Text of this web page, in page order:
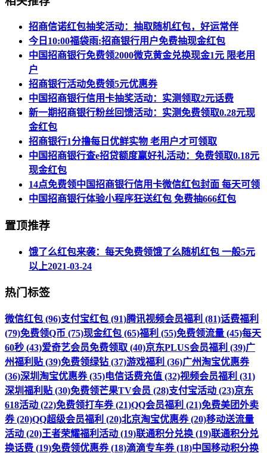
招商信诺红包抽奖活动：抽取随机红包，好运常伴
今日10:00福袋雨:招商银行用户免费抽现金红包
中国招商银行免费领2000微克黄金兑换现金1元 限老用
户
招商银行活动免费领5元优惠券
中国招商银行信用卡抽奖活动：实测领取2元话费
新一期招商银行粉丝回馈活动：实测免费领取0.28元现
金红包
招商银行1分撸每日优鲜实物 老用户才可领取
中国招商银行查e招贷额度赢好礼活动：免费领取0.18元
现金红包
14点免费领中国招商银行信用卡微信红包封面 每天可领
中国招商银行体验小程序狂送红包 免费抽666红包
置顶推荐
饿了么红包来袭：每天免费领饿了么随机红包 一般5元
以上2021-03-24
热门标签
微信红包 (96)支付宝红包 (91)腾讯视频会员福利 (81)话费福利
(79)免费领Q币 (75)现金红包 (65)福利 (55)免费领流量 (45)每天
60秒 (43)爱奇艺会员免费领取 (40)京东PLUS会员福利 (39)广
州福利贴 (39)免费领绿钻 (37)游戏福利 (36)广州淘宝优惠券
(36)深圳淘宝优惠券 (35)电信话费充值 (32)视频会员福利 (31)
深圳福利贴 (30)免费领芒果TV会员 (28)支付宝活动 (23)京东
618活动 (22)免费领打车券 (21)QQ会员福利 (21)免费美团外卖
券 (20)QQ超级会员福利 (20)北京淘宝优惠券 (20)移动送流量
活动 (20)王者荣耀福利活动 (19)联通积分兑换 (19)联通积分兑
换话费 (19)免费领优惠券 (18)滴滴专车券 (18)中国移动积分换